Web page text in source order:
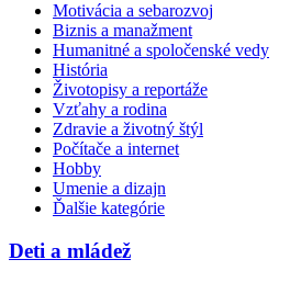
Motivácia a sebarozvoj
Biznis a manažment
Humanitné a spoločenské vedy
História
Životopisy a reportáže
Vzťahy a rodina
Zdravie a životný štýl
Počítače a internet
Hobby
Umenie a dizajn
Ďalšie kategórie
Deti a mládež